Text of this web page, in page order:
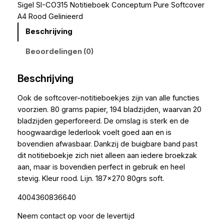
Sigel SI-CO315 Notitieboek Conceptum Pure Softcover
A4 Rood Gelinieerd
Beschrijving
Beoordelingen (0)
Beschrijving
Ook de softcover-notitieboekjes zijn van alle functies
voorzien. 80 grams papier, 194 bladzijden, waarvan 20
bladzijden geperforeerd. De omslag is sterk en de
hoogwaardige lederlook voelt goed aan en is
bovendien afwasbaar. Dankzij de buigbare band past
dit notitieboekje zich niet alleen aan iedere broekzak
aan, maar is bovendien perfect in gebruik en heel
stevig. Kleur rood. Lijn. 187×270 80grs soft.
4004360836640
Neem contact op voor de levertijd